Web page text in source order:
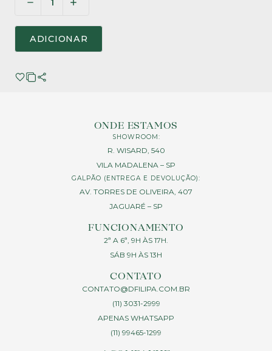
ADICIONAR
ONDE ESTAMOS
SHOWROOM:
R. WISARD, 540
VILA MADALENA – SP
GALPÃO (ENTREGA E DEVOLUÇÃO):
AV. TORRES DE OLIVEIRA, 407
JAGUARÉ – SP
FUNCIONAMENTO
2ª A 6ª, 9H ÀS 17H.
SÁB 9H ÀS 13H
CONTATO
CONTATO@DFILIPA.COM.BR
(11) 3031-2999
APENAS WHATSAPP
(11) 99465-1299